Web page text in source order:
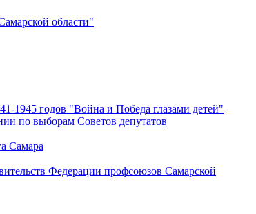
области"
1945 годов "Война и Победа глазами детей"
по выборам Советов депутатов
Самара
Федерации профсоюзов Самарской